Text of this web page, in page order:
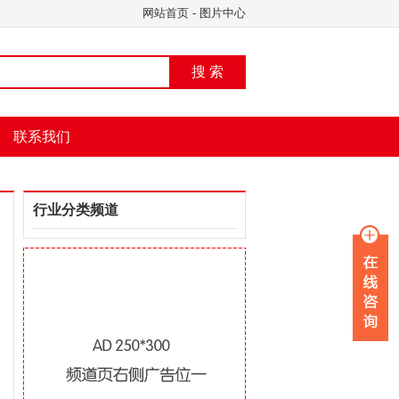
网站首页 - 图片中心
搜 索
联系我们
行业分类频道